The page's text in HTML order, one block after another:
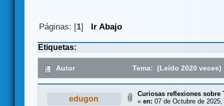
Páginas: [1] Ir Abajo
Etiquetas:
Autor Tema: (Leído 2020 veces)
edugon
Curiosas reflexiones sobre
« en: 07 de Octubre de